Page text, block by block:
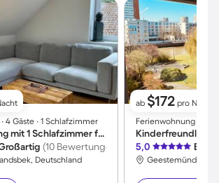
4 Gäste ∙ 1 Schlafzimmer
Ferienwohnung mit 1 Schlafzimmer für 4 Personen
(10 Bewertungen)
Deutschland
ab $172 pro Nacht
Ferienwohnung ∙ 6
5,0